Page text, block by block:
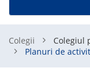
Colegii
Colegiul
Planuri de